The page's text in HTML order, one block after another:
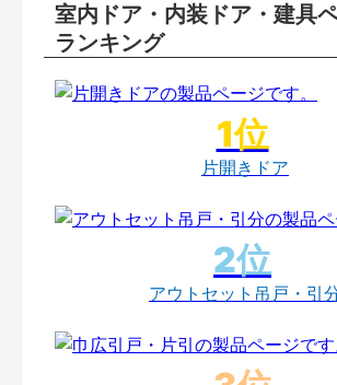
室内ドア・内装ドア・建具
ランキング
片開きドア
アウトセット吊戸・引